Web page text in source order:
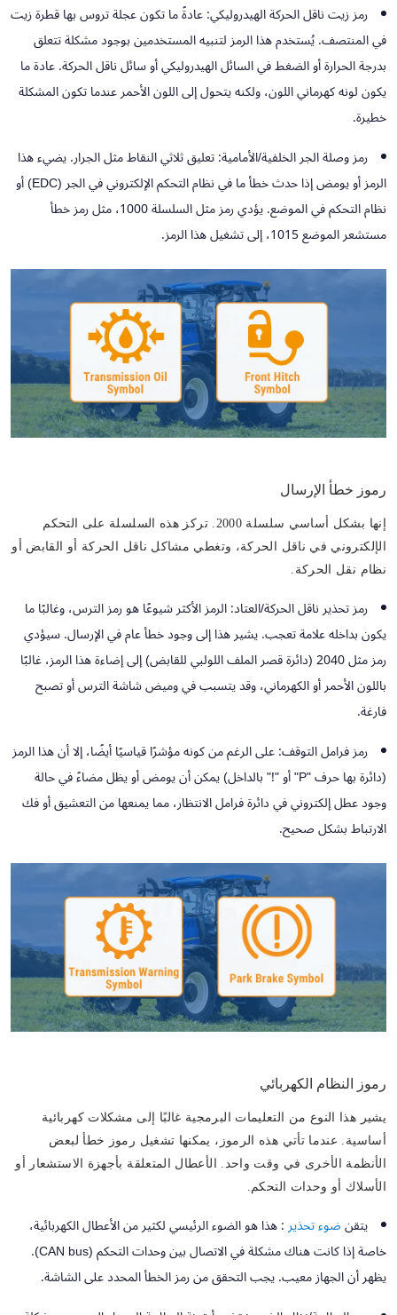
رمز زيت ناقل الحركة الهيدروليكي:عادةً ما تكون عجلة تروس بها قطرة زيت
في المنتصف. يُستخدم هذا الرمز لتنبيه المستخدمين بوجود مشكلة تتعلق
بدرجة الحرارة أو الضغط في السائل الهيدروليكي أو سائل ناقل الحركة. عادة ما
يكون لونه كهرماني اللون، ولكنه يتحول إلى اللون الأحمر عندما تكون المشكلة
خطيرة.
رمز وصلة الجر الخلفية/الأمامية:تعليق ثلاثي النقاط مثل الجرار. يضيء هذا
الرمز أو يومض إذا حدث خطأ ما في نظام التحكم الإلكتروني في الجر (EDC) أو
نظام التحكم في الموضع. يؤدي رمز مثل السلسلة 1000، مثل رمز خطأ
مستشعر الموضع 1015، إلى تشغيل هذا الرمز.
رموز خطأ الإرسال
إنها بشكل أساسي سلسلة 2000. تركز هذه السلسلة على التحكم
الإلكتروني في ناقل الحركة، وتغطي مشاكل ناقل الحركة أو القابض أو
نظام نقل الحركة.
رمز تحذير ناقل الحركة/العتاد:الرمز الأكثر شيوعًا هو رمز الترس، وغالبًا ما
يكون بداخله علامة تعجب. يشير هذا إلى وجود خطأ عام في الإرسال. سيؤدي
رمز مثل 2040 (دائرة قصر الملف اللولبي للقابض) إلى إضاءة هذا الرمز، غالبًا
باللون الأحمر أو الكهرماني، وقد يتسبب في وميض شاشة الترس أو تصبح
فارغة.
رمز فرامل التوقف:على الرغم من كونه مؤشرًا قياسيًا أيضًا، إلا أن هذا الرمز
(دائرة بها حرف "P" أو "!" بالداخل) يمكن أن يومض أو يظل مضاءً في حالة
وجود عطل إلكتروني في دائرة فرامل الانتظار، مما يمنعها من التعشيق أو فك
الارتباط بشكل صحيح.
رموز النظام الكهربائي
يشير هذا النوع من التعليمات البرمجية غالبًا إلى مشكلات كهربائية
أساسية. عندما تأتي هذه الرموز، يمكنها تشغيل رموز خطأ لبعض
الأنظمة الأخرى في وقت واحد. الأعطال المتعلقة بأجهزة الاستشعار أو
الأسلاك أو وحدات التحكم.
يتقنضوء تحذير:هذا هو الضوء الرئيسي لكثير من الأعطال الكهربائية،
خاصة إذا كانت هناك مشكلة في الاتصال بين وحدات التحكم (CAN bus).
يظهر أن الجهاز معيب. يجب التحقق من رمز الخطأ المحدد على الشاشة.